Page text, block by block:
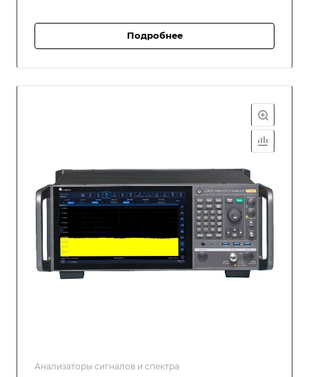
Подробнее
Анализаторы сигналов и спектра